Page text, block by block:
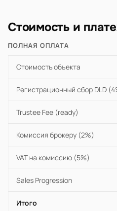
Стоимость и
ПОЛНАЯ ОПЛАТА
Стоимость объекта
Регистрационный сбор DLD
Trustee Fee (ready)
Комиссия брокеру (2%)
VAT на комиссию (5%)
Sales Progression
Итого